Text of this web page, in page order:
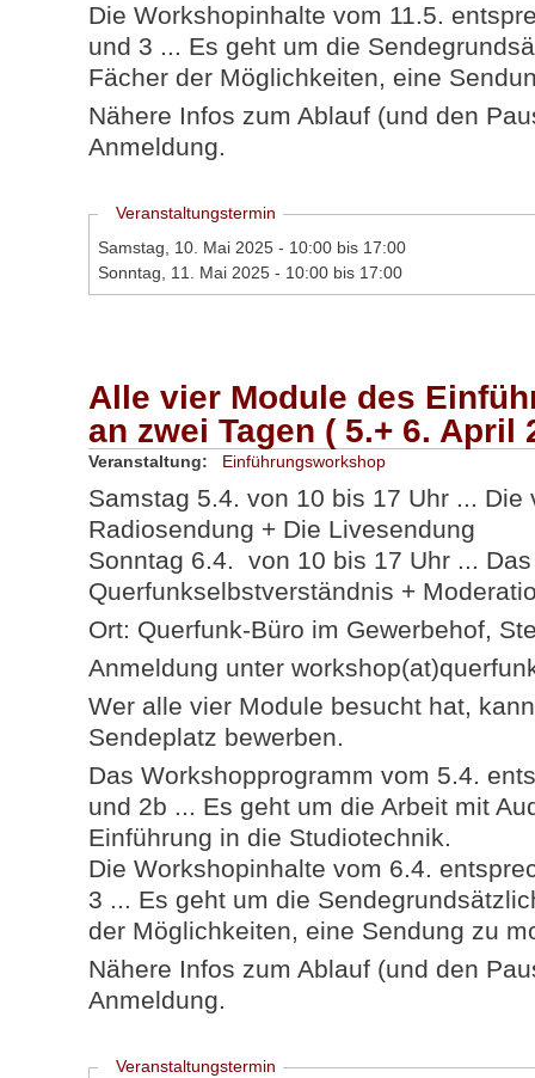
Die Workshopinhalte vom 11.5.
und 3 ... Es geht um die
Fächer der Möglichkeiten, eine
Nähere Infos zum Ablauf (und den
Anmeldung.
Ausblenden
Veranstaltungstermin
Samstag, 10. Mai 2025 - 10:00 bis 17:00
Sonntag, 11. Mai 2025 - 10:00 bis 17:00
Alle vier Module des
an zwei Tagen ( 5.+ 6. April
Veranstaltung: Einführungsworkshop
Samstag 5.4. von 10 bis 17 Uhr ... Die
Radiosendung + Die Livesendung
Sonntag 6.4. von 10 bis 17 Uhr ... Das
Querfunkselbstverständnis +
Ort: Querfunk-Büro im Gewerbehof,
Anmeldung unter
Wer alle vier Module besucht hat,
Sendeplatz bewerben.
Das Workshopprogramm vom 5.4.
und 2b ... Es geht um die Arbeit mit
Einführung in die Studiotechnik.
Die Workshopinhalte vom 6.4.
3 ... Es geht um die
der Möglichkeiten, eine Sendung zu
Nähere Infos zum Ablauf (und den
Anmeldung.
Ausblenden
Veranstaltungstermin